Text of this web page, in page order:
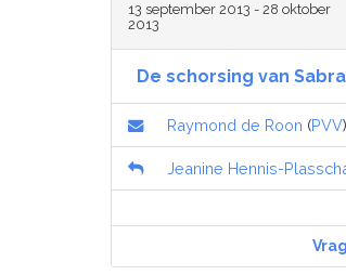
13 september 2013 - 28 oktober
2013
De schorsing van
Raymond de Roon (PVV)
Jeanine Hennis-